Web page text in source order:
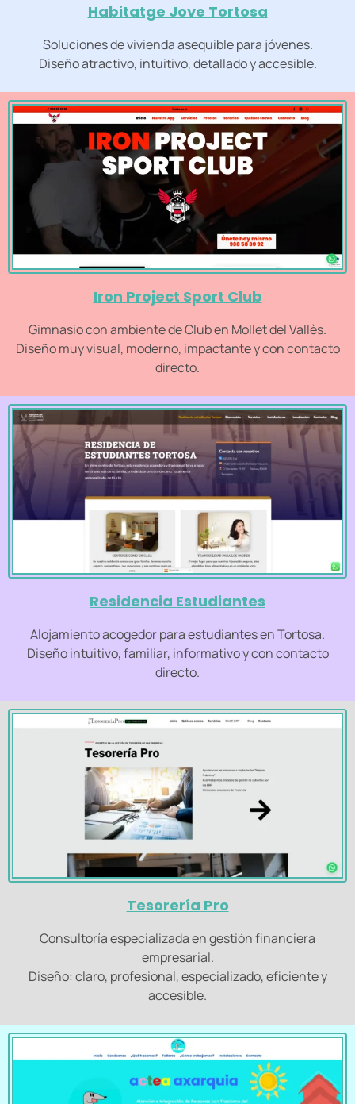
Habitatge Jove Tortosa
Soluciones de vivienda asequible para jóvenes.
Diseño atractivo, intuitivo, detallado y accesible.
Iron Project Sport Club
Gimnasio con ambiente de Club en Mollet del Vallès.
Diseño muy visual, moderno, impactante y con contacto
directo.
Residencia Estudiantes
Alojamiento acogedor para estudiantes en Tortosa.
Diseño intuitivo, familiar, informativo y con contacto
directo.
Tesorería Pro
Consultoría especializada en gestión financiera
empresarial.
Diseño: claro, profesional, especializado, eficiente y
accesible.